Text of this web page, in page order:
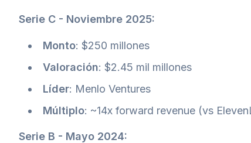
Serie C - Noviembre 2025:
Monto: $250 millones
Valoración: $2.45 mil millones
Líder: Menlo Ventures
Múltiplo: ~14x forward revenue (vs
Serie B - Mayo 2024: